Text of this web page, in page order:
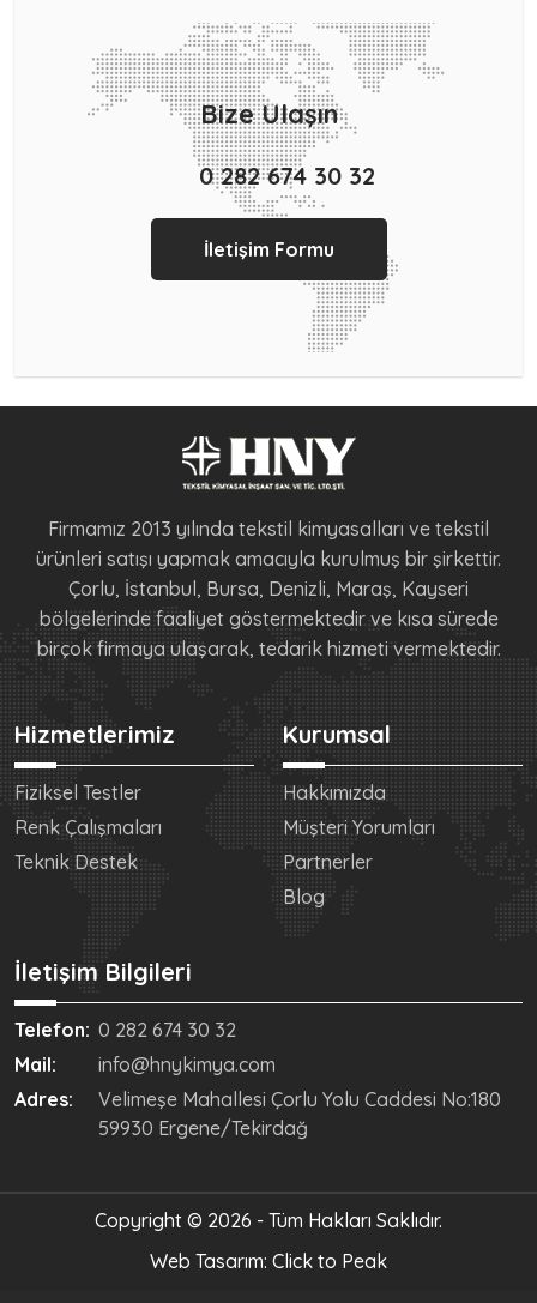
Bize Ulaşın
0 282 674 30 32
İletişim Formu
Firmamız 2013 yılında tekstil kimyasalları ve tekstil
ürünleri satışı yapmak amacıyla kurulmuş bir şirkettir.
Çorlu, İstanbul, Bursa, Denizli, Maraş, Kayseri
bölgelerinde faaliyet göstermektedir ve kısa sürede
birçok firmaya ulaşarak, tedarik hizmeti vermektedir.
Hizmetlerimiz
Fiziksel Testler
Renk Çalışmaları
Teknik Destek
Kurumsal
Hakkımızda
Müşteri Yorumları
Partnerler
Blog
İletişim Bilgileri
Telefon: 0 282 674 30 32
Mail:
info@hnykimya.com
Adres:
Velimeşe Mahallesi Çorlu Yolu Caddesi No:180
59930 Ergene/Tekirdağ
Copyright © 2026 - Tüm Hakları Saklıdır.
Web Tasarım: Click to Peak